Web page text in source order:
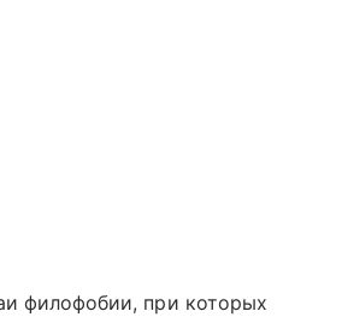
филофобии, при которых